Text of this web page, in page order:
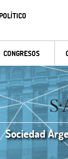
CONGRESOS
Sociedad